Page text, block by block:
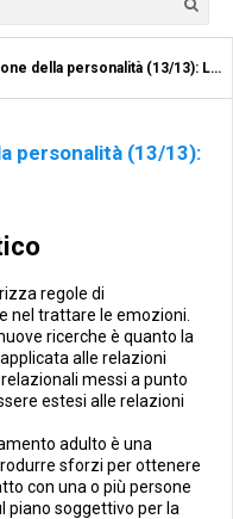
personalità (13/13): La relazione di coppia
personalità (13/13):
regole di
trattare le emozioni.
ricerche è quanto la
alle relazioni
messi a punto
estesi alle relazioni
adulto è una
sforzi per ottenere
con una o più persone
piano soggettivo per la